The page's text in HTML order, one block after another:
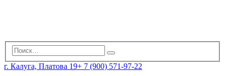
г. Калуга, Платова 19+ 7 (900) 571-97-22